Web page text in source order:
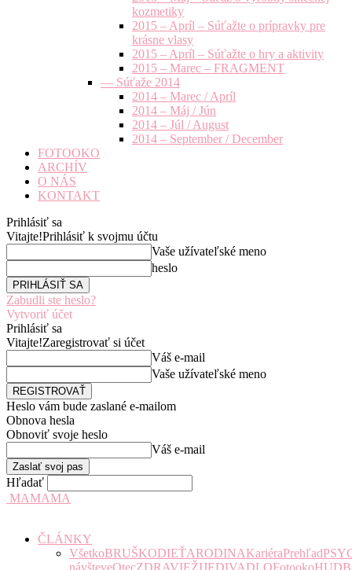
kozmetiky
2015 – Apríl – Súťažte o prípravky pre
krásne vlasy
2015 – Apríl – Súťažte o hry a aktivity
2015 – Marec – FRAGMENT
— Súťaže 2014
2014 – Marec / Apríl
2014 – Máj / Jún
2014 – Júl / August
2014 – September / December
FOTOOKO
ARCHÍV
O NÁS
KONTAKT
Prihlásiť sa
Vitajte!Prihlásiť k svojmu účtu
Vaše užívateľské meno
heslo
Zabudli ste heslo?
Vytvoriť účet
Prihlásiť sa
Vitajte!Zaregistrovať si účet
Váš e-mail
Vaše užívateľské meno
Heslo vám bude zaslané e-mailom
Obnova hesla
Obnoviť svoje heslo
Váš e-mail
Hľadať
MAMAMA
ČLÁNKY
VšetkoBRUŠKODIEŤARODINAKariéraPrehľad
návšteveOtecZDRAVIEŽIJEDIVADLOFotooko